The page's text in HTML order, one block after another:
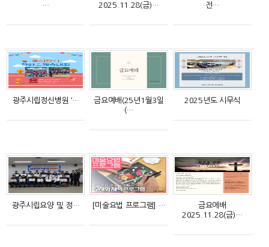
…
2025.11.28(금)…
전…
광주시립정신병원 ‘…
금요예배(25년1월3일
(…
2025년도 시무식
광주시립요양 및 정… [미술요법 프로그램] …
금요에배
2025.11.28(금)…